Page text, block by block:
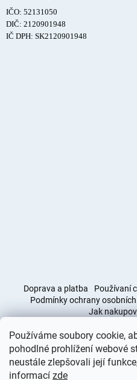
Používáme soubory cookie,
pohodlné prohlížení webové
neustále zlepšovali její
informací zde
IČO: 52131050
DIČ: 2120901948
IČ DPH: SK2120901948
Doprava a platba Používaní
Podmínky ochrany
Jak
Obchodní podmínky